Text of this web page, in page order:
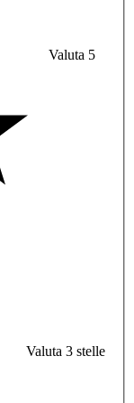
Valuta 5
Valuta 3 stelle